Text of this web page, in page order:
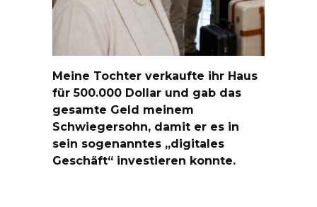
Meine Tochter verkaufte ihr Haus
für 500.000 Dollar und gab das
gesamte Geld meinem
Schwiegersohn, damit er es in
sein sogenanntes „digitales
Geschäft“ investieren konnte.